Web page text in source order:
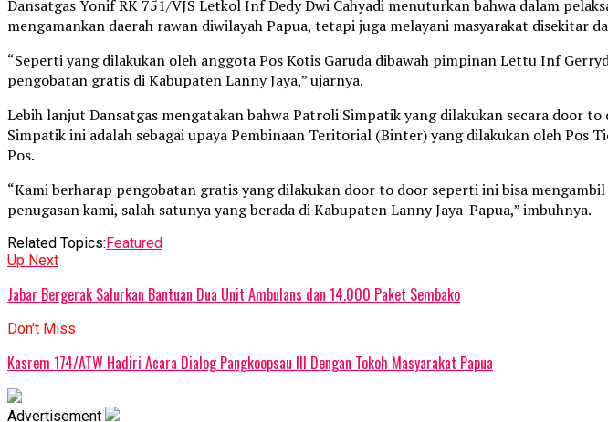
Dansatgas Yonif RK 751/VJS Letkol Inf Dedy Dwi Cahyadi menuturkan bahwa dalam
mengamankan daerah rawan diwilayah Papua, tetapi juga melayani masyarakat disekitar
“Seperti yang dilakukan oleh anggota Pos Kotis Garuda dibawah pimpinan Lettu Inf
pengobatan gratis di Kabupaten Lanny Jaya,” ujarnya.
Lebih lanjut Dansatgas mengatakan bahwa Patroli Simpatik yang dilakukan secara door
Simpatik ini adalah sebagai upaya Pembinaan Teritorial (Binter) yang dilakukan oleh Pos
Pos.
“Kami berharap pengobatan gratis yang dilakukan door to door seperti ini bisa
penugasan kami, salah satunya yang berada di Kabupaten Lanny Jaya-Papua,” imbuhnya.
Related Topics:Featured
Up Next
Jabar Bergerak Salurkan Bantuan Dua Unit Ambulans dan 14.000 Paket Sembako
Don't Miss
Kasrem 174/ATW Hadiri Acara Dialog Pangkoopsau III Dengan Tokoh Masyarakat Papua
Advertisement